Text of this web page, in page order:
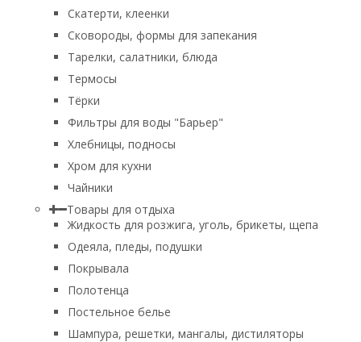
Скатерти, клеенки
Сковороды, формы для запекания
Тарелки, салатники, блюда
Термосы
Тёрки
Фильтры для воды "Барьер"
Хлебницы, подносы
Хром для кухни
Чайники
Товары для отдыха
Жидкость для розжига, уголь, брикеты, щепа
Одеяла, пледы, подушки
Покрывала
Полотенца
Постельное белье
Шампура, решетки, мангалы, дистиляторы